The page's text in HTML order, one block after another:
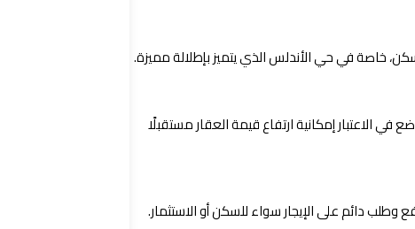
خاصة في حي الأندلس الذي يتميز بإطلالة مميزة.
في الاعتبار إمكانية ارتفاع قيمة العقار مستقبلًا
دائم على الإيجار سواء للسكن أو الاستثمار.